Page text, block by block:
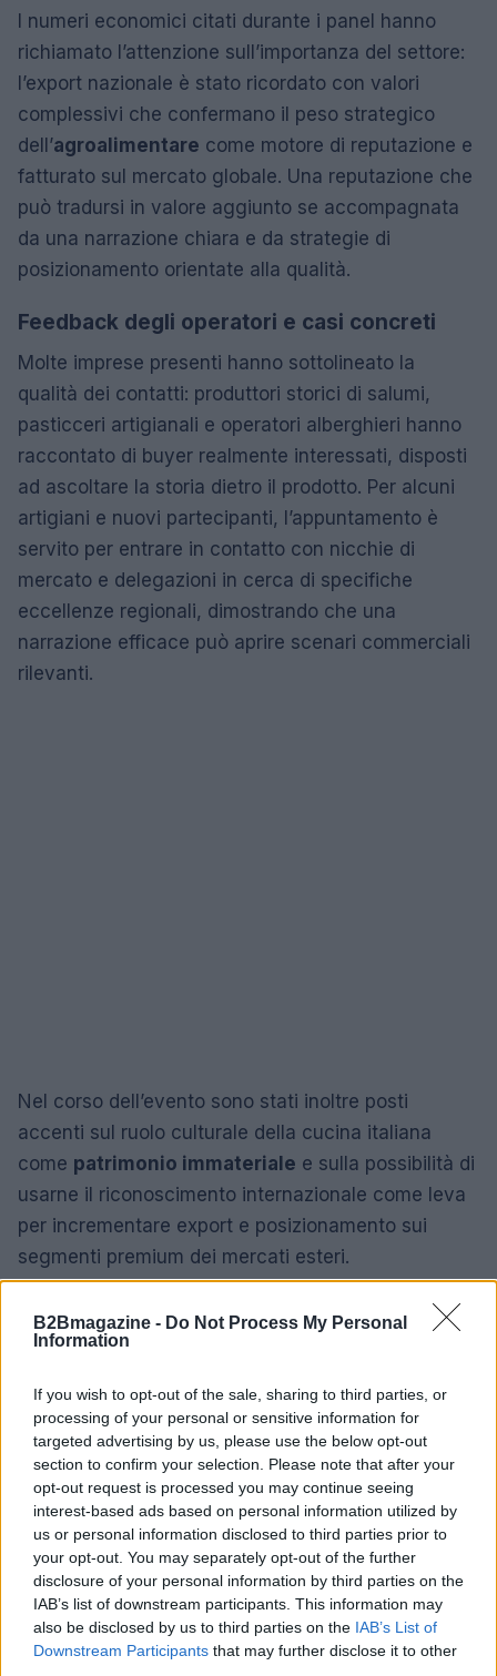
B2Bmagazine - Do Not Process My Personal
Information
If you wish to opt-out of the sale, sharing to third parties, or
processing of your personal or sensitive information for
targeted advertising by us, please use the below opt-out
section to confirm your selection. Please note that after your
opt-out request is processed you may continue seeing
interest-based ads based on personal information utilized by
us or personal information disclosed to third parties prior to
your opt-out. You may separately opt-out of the further
disclosure of your personal information by third parties on the
IAB’s list of downstream participants. This information may
also be disclosed by us to third parties on the IAB’s List of
Downstream Participants that may further disclose it to other
I numeri economici citati durante i panel hanno
richiamato l’attenzione sull’importanza del settore:
l’export nazionale è stato ricordato con valori
complessivi che confermano il peso strategico
dell’agroalimentare come motore di reputazione e
fatturato sul mercato globale. Una reputazione che
può tradursi in valore aggiunto se accompagnata
da una narrazione chiara e da strategie di
posizionamento orientate alla qualità.
Feedback degli operatori e casi concreti
Molte imprese presenti hanno sottolineato la
qualità dei contatti: produttori storici di salumi,
pasticceri artigianali e operatori alberghieri hanno
raccontato di buyer realmente interessati, disposti
ad ascoltare la storia dietro il prodotto. Per alcuni
artigiani e nuovi partecipanti, l’appuntamento è
servito per entrare in contatto con nicchie di
mercato e delegazioni in cerca di specifiche
eccellenze regionali, dimostrando che una
narrazione efficace può aprire scenari commerciali
rilevanti.
Nel corso dell’evento sono stati inoltre posti
accenti sul ruolo culturale della cucina italiana
come patrimonio immateriale e sulla possibilità di
usarne il riconoscimento internazionale come leva
per incrementare export e posizionamento sui
segmenti premium dei mercati esteri.
Mirabilia 2026 ha quindi confermato la formula che
mette insieme
tecnologiain vista di un obiettivo condiviso:
trasformare la qualità del sistema territoriale in
concrete opportunità di mercato, con ricadute sul
piano economico e turistico per il Friuli-Venezia
Giulia e oltre.
Susanna Riva